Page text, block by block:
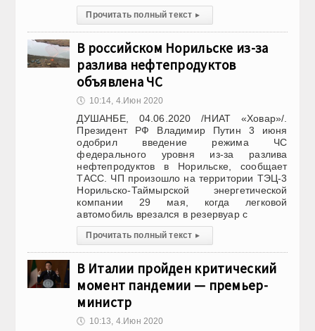
Прочитать полный текст ▸
В российском Норильске из-за
разлива нефтепродуктов
объявлена ЧС
🕔 10:14, 4.Июн 2020
ДУШАНБЕ, 04.06.2020 /НИАТ «Ховар»/.
Президент РФ Владимир Путин 3 июня
одобрил введение режима ЧС
федерального уровня из-за разлива
нефтепродуктов в Норильске, сообщает
ТАСС. ЧП произошло на территории ТЭЦ-3
Норильско-Таймырской энергетической
компании 29 мая, когда легковой
автомобиль врезался в резервуар с
Прочитать полный текст ▸
В Италии пройден критический
момент пандемии — премьер-
министр
🕔 10:13, 4.Июн 2020